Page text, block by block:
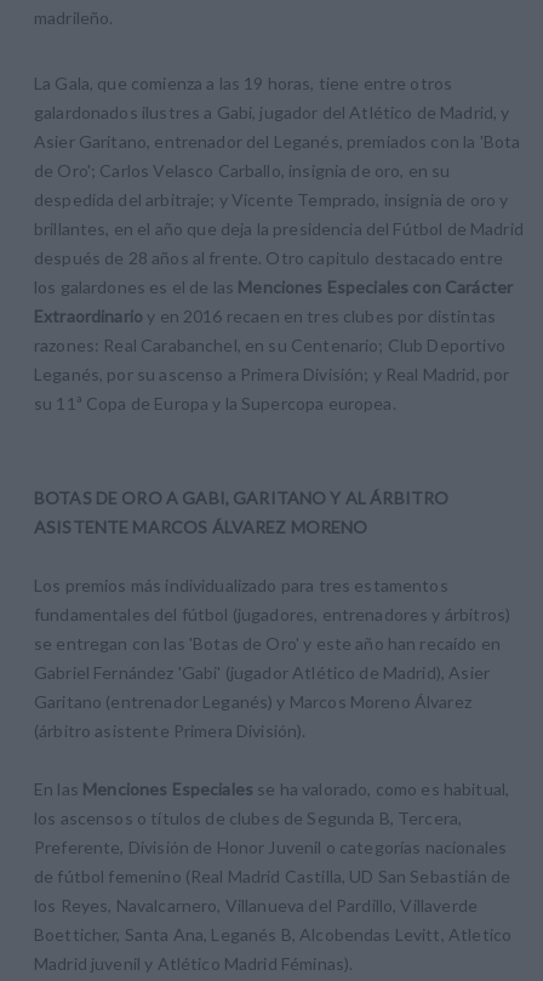
madrileño.
La Gala, que comienza a las 19 horas, tiene entre otros
galardonados ilustres a Gabi, jugador del Atlético de Madrid, y
Asier Garitano, entrenador del Leganés, premiados con la 'Bota
de Oro'; Carlos Velasco Carballo, insignia de oro, en su
despedida del arbitraje; y Vicente Temprado, insignia de oro y
brillantes, en el año que deja la presidencia del Fútbol de Madrid
después de 28 años al frente. Otro capitulo destacado entre
los galardones es el de las Menciones Especiales con Carácter
Extraordinario y en 2016 recaen en tres clubes por distintas
razones: Real Carabanchel, en su Centenario; Club Deportivo
Leganés, por su ascenso a Primera División; y Real Madrid, por
su 11ª Copa de Europa y la Supercopa europea.
BOTAS DE ORO A GABI, GARITANO Y AL ÁRBITRO
ASISTENTE MARCOS ÁLVAREZ MORENO
Los premios más individualizado para tres estamentos
fundamentales del fútbol (jugadores, entrenadores y árbitros)
se entregan con las 'Botas de Oro' y este año han recaído en
Gabriel Fernández 'Gabi' (jugador Atlético de Madrid), Asier
Garitano (entrenador Leganés) y Marcos Moreno Álvarez
(árbitro asistente Primera División).
En las Menciones Especiales se ha valorado, como es habitual,
los ascensos o títulos de clubes de Segunda B, Tercera,
Preferente, División de Honor Juvenil o categorías nacionales
de fútbol femenino (Real Madrid Castilla, UD San Sebastián de
los Reyes, Navalcarnero, Villanueva del Pardillo, Villaverde
Boetticher, Santa Ana, Leganés B, Alcobendas Levitt, Atletico
Madrid juvenil y Atlético Madrid Féminas).